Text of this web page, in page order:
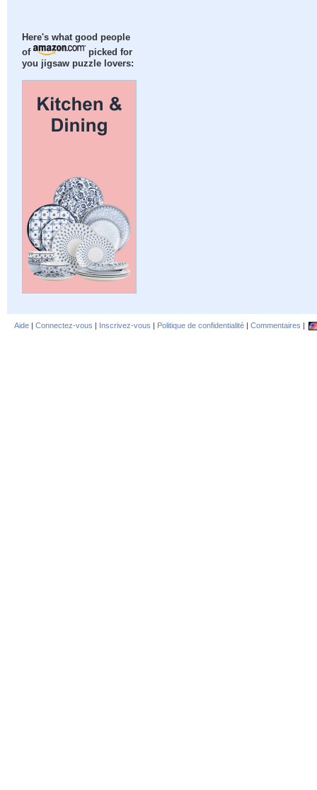
Here's what good people
of
picked for
you jigsaw puzzle lovers:
Aide | Connectez-vous | Inscrivez-vous | Politique de confidentialité | Commentaires |